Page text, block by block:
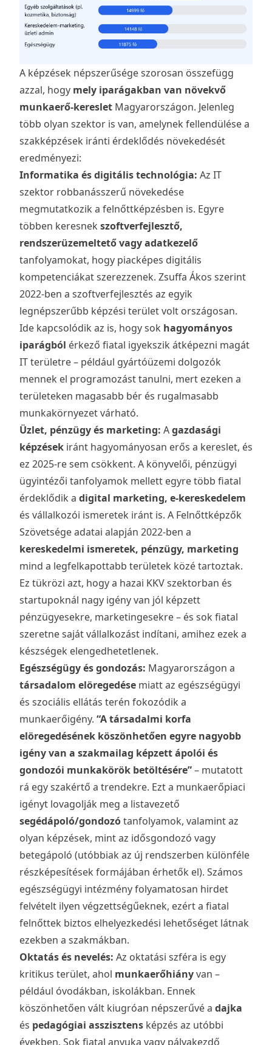
A képzések népszerűsége szorosan összefügg
azzal, hogy mely iparágakban van növekvő
munkaerő-kereslet Magyarországon. Jelenleg
több olyan szektor is van, amelynek fellendülése a
szakképzések iránti érdeklődés növekedését
eredményezi:
Informatika és digitális technológia: Az IT
szektor robbanásszerű növekedése
megmutatkozik a felnőttképzésben is. Egyre
többen keresnek szoftverfejlesztő,
rendszerüzemeltető vagy adatkezelő
tanfolyamokat, hogy piacképes digitális
kompetenciákat szerezzenek. Zsuffa Ákos szerint
2022-ben a szoftverfejlesztés az egyik
legnépszerűbb képzési terület volt országosan.
Ide kapcsolódik az is, hogy sok hagyományos
iparágból érkező fiatal igyekszik átképezni magát
IT területre – például gyártóüzemi dolgozók
mennek el programozást tanulni, mert ezeken a
területeken magasabb bér és rugalmasabb
munkakörnyezet várható.
Üzlet, pénzügy és marketing: Agazdasági
képzések iránt hagyományosan erős a kereslet, és
ez 2025-re sem csökkent. A könyvelői, pénzügyi
ügyintézői tanfolyamok mellett egyre több fiatal
érdeklődik a digital marketing, e-kereskedelem
és vállalkozói ismeretek iránt is. A Felnőttképzők
Szövetsége adatai alapján 2022-ben a
kereskedelmi ismeretek, pénzügy, marketing
mind a legfelkapottabb területek közé tartoztak.
Ez tükrözi azt, hogy a hazai KKV szektorban és
startupoknál nagy igény van jól képzett
pénzügyesekre, marketingesekre – és sok fiatal
szeretne saját vállalkozást indítani, amihez ezek a
készségek elengedhetetlenek.
Egészségügy és gondozás: Magyarországon a
társadalom elöregedése miatt az egészségügyi
és szociális ellátás terén fokozódik a
munkaerőigény. “A társadalmi korfa
elöregedésének köszönhetően egyre nagyobb
igény van a szakmailag képzett ápolói és
gondozói munkakörök betöltésére”– mutatott
rá egy szakértő a trendekre. Ezt a munkaerőpiaci
igényt lovagolják meg a listavezető
segédápoló/gondozótanfolyamok, valamint az
olyan képzések, mint az idősgondozó vagy
betegápoló (utóbbiak az új rendszerben különféle
részképesítések formájában érhetők el). Számos
egészségügyi intézmény folyamatosan hirdet
felvételt ilyen végzettségűeknek, ezért a fiatal
felnőttek biztos elhelyezkedési lehetőséget látnak
ezekben a szakmákban.
Oktatás és nevelés: Az oktatási szféra is egy
kritikus terület, ahol munkaerőhiányvan –
például óvodákban, iskolákban. Ennek
köszönhetően vált kiugróan népszerűvé a dajka
és pedagógiai asszisztens képzés az utóbbi
években. Sok fiatal anyuka vagy pályakezdő